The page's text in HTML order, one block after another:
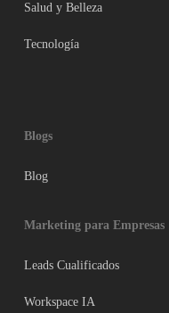
Salud y Belleza
Tecnología
Blogs
Blog
Marketing para Empresas
Leads Cualificados
Workspace IA